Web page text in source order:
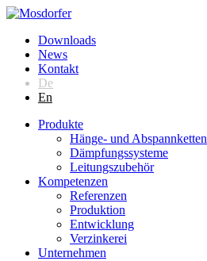
Downloads
News
Kontakt
De
En
Produkte
Hänge- und Abspannketten
Dämpfungssysteme
Leitungszubehör
Kompetenzen
Referenzen
Produktion
Entwicklung
Verzinkerei
Unternehmen